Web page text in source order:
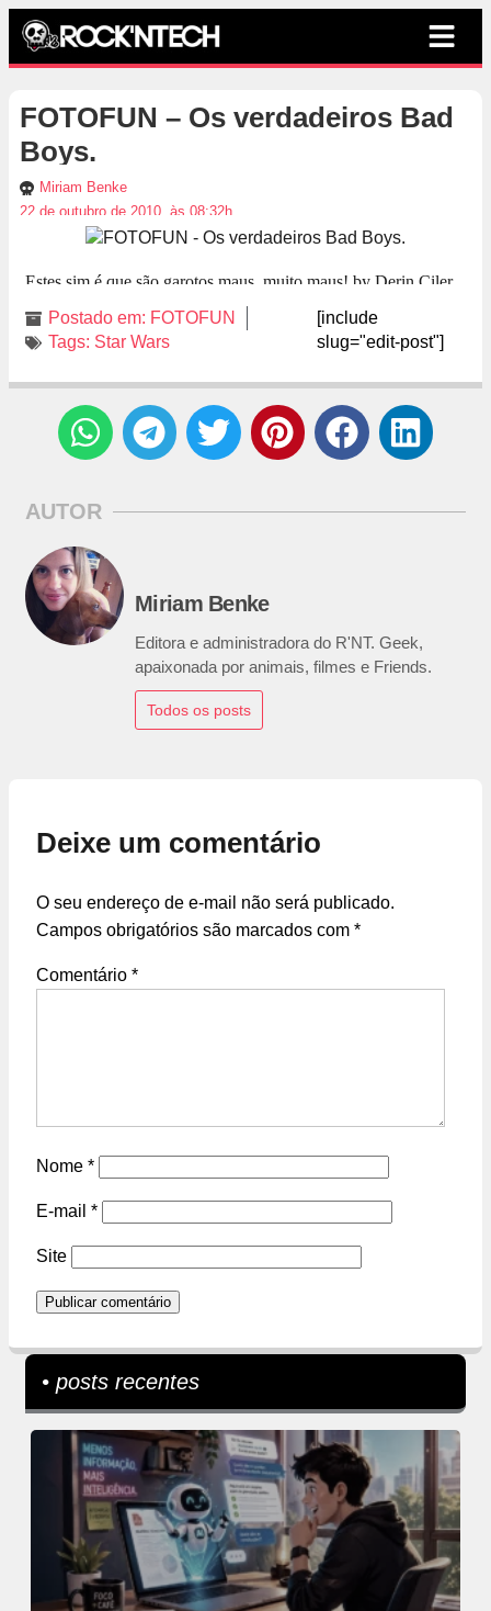
FOTOFUN – Os verdadeiros Bad
Boys.
Miriam Benke
22 de outubro de 2010, às 08:32h
Estes sim é que são garotos maus, muito maus! by Derin Ciler
Postado em: FOTOFUN
Tags: Star Wars
[include
slug="edit-post"]
AUTOR
Miriam Benke
Editora e administradora do R'NT. Geek,
apaixonada por animais, filmes e Friends.
Todos os posts
Deixe um comentário
O seu endereço de e-mail não será publicado.
Campos obrigatórios são marcados com *
Comentário *
Nome *
E-mail *
Site
• posts recentes